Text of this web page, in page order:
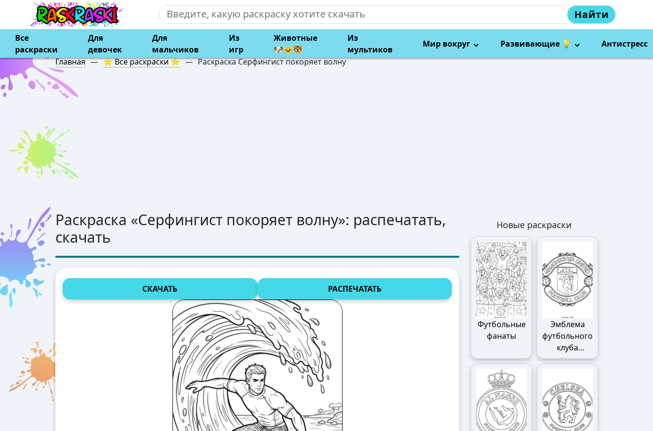
Найти
Все
раскраски
Для
девочек
Для
мальчиков
Из
игр
Животные
🐶🐱🐯
Из
мультиков
Мир вокруг Развивающие 💡
Антистресс
Главная — ⭐ Все раскраски ⭐ — Раскраска Серфингист покоряет волну
Раскраска «Серфингист покоряет волну»: распечатать,
скачать
СКАЧАТЬ РАСПЕЧАТАТЬ
Новые раскраски
Футбольные
фанаты
Эмблема
футбольного
клуба
Манчестер